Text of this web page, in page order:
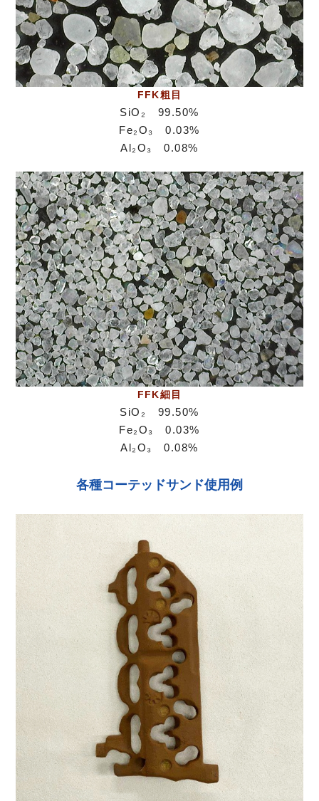
FFK粗目
SiO₂ 99.50%
Fe₂O₃ 0.03%
Al₂O₃ 0.08%
FFK細目
SiO₂ 99.50%
Fe₂O₃ 0.03%
Al₂O₃ 0.08%
各種コーテッドサンド使用例